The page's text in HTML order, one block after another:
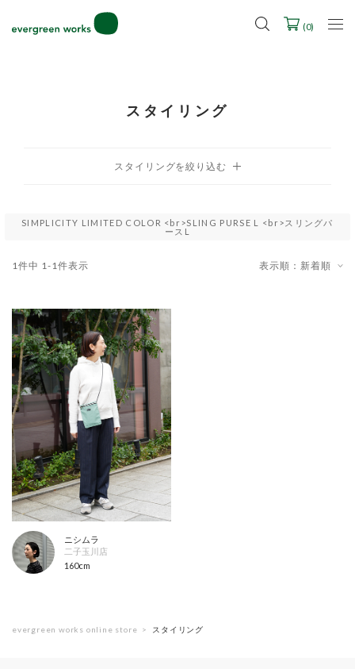
2027年ご入学用ランドセル受注会スケジュール
(0)
スタイリング
SIMPLICITY LIMITED COLOR <br>SLING PURSE L <br>スリングパ
ースL
表示順：新着順
1件中 1-1件表示
ニシムラ
二子玉川店
160cm
evergreen works online store スタイリング